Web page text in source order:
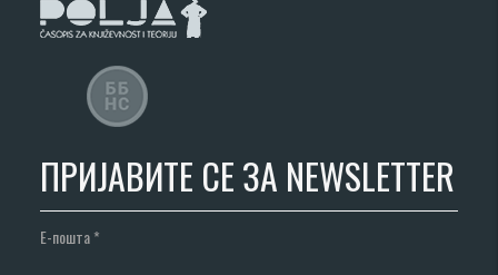
ПРИЈАВИТЕ СЕ ЗА NEWSLETTER
Е-пошта*